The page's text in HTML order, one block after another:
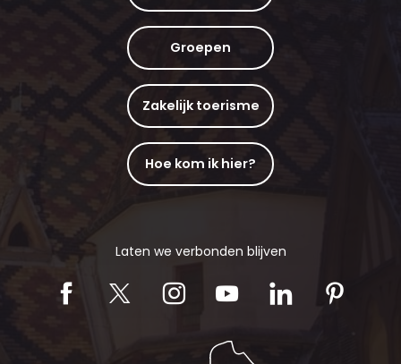
Groepen
Zakelijk toerisme
Hoe kom ik hier?
Laten we verbonden blijven